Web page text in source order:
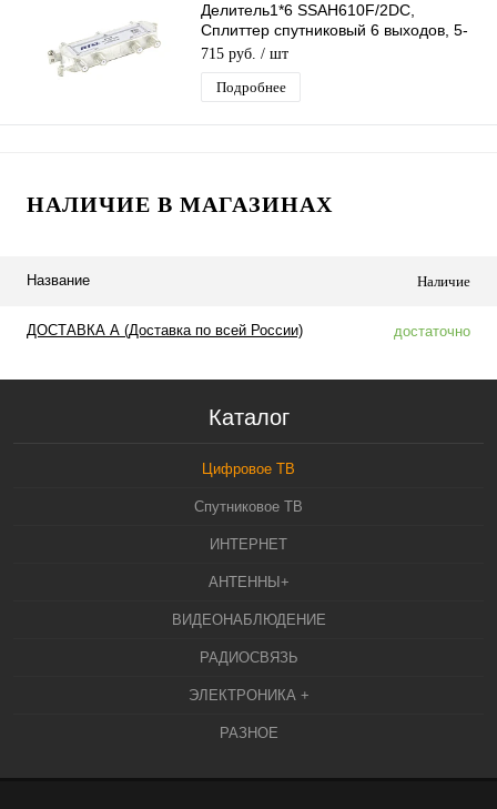
Делитель1*6 SSAH610F/2DC,
Сплиттер спутниковый 6 выходов, 5-
2400МГц, прох. питание
715 руб. / шт
Подробнее
НАЛИЧИЕ В МАГАЗИНАХ
Название Наличие
ДОСТАВКА А (Доставка по всей России) достаточно
Каталог
Цифровое ТВ
Спутниковое ТВ
ИНТЕРНЕТ
АНТЕННЫ+
ВИДЕОНАБЛЮДЕНИЕ
РАДИОСВЯЗЬ
ЭЛЕКТРОНИКА +
РАЗНОЕ